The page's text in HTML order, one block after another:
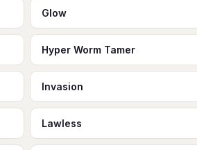
Glow
Hyper Worm Tamer
Invasion
Lawless